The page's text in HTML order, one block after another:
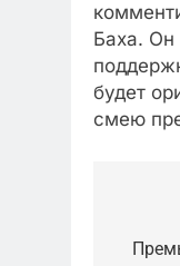
Баха. Он
будет
смею